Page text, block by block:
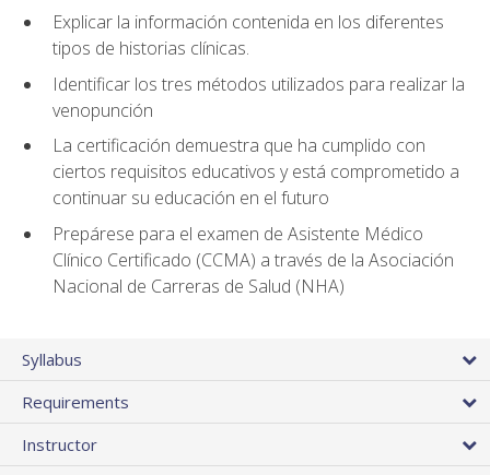
Explicar la información contenida en los diferentes
tipos de historias clínicas.
Identificar los tres métodos utilizados para realizar la
venopunción
La certificación demuestra que ha cumplido con
ciertos requisitos educativos y está comprometido a
continuar su educación en el futuro
Prepárese para el examen de Asistente Médico
Clínico Certificado (CCMA) a través de la Asociación
Nacional de Carreras de Salud (NHA)
Syllabus
Requirements
Instructor